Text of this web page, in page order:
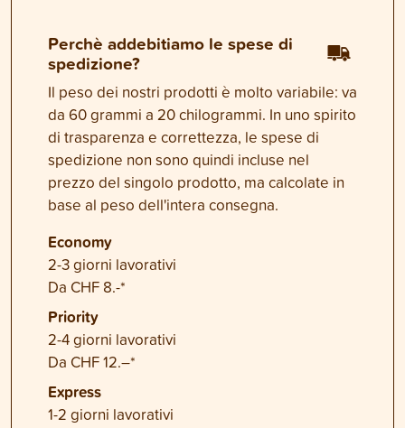
Perchè addebitiamo le spese di
spedizione?
Il peso dei nostri prodotti è molto variabile: va
da 60 grammi a 20 chilogrammi. In uno spirito
di trasparenza e correttezza, le spese di
spedizione non sono quindi incluse nel
prezzo del singolo prodotto, ma calcolate in
base al peso dell'intera consegna.
Economy
2-3 giorni lavorativi
Da CHF 8.-*
Priority
2-4 giorni lavorativi
Da CHF 12.–*
Express
1-2 giorni lavorativi